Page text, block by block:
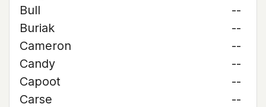
Bull
--
Buriak
--
Cameron
--
Candy
--
Capoot
--
Carse
--